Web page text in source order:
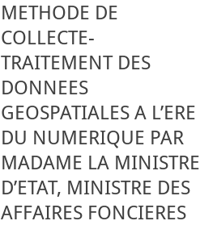
METHODE DE
COLLECTE-
TRAITEMENT DES
DONNEES
GEOSPATIALES A L’ERE
DU NUMERIQUE PAR
MADAME LA MINISTRE
D’ETAT, MINISTRE DES
AFFAIRES FONCIERES